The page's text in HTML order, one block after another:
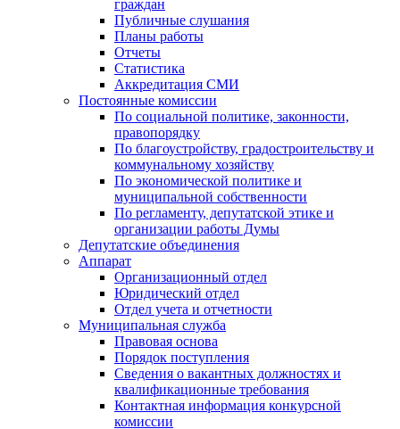
граждан
Публичные слушания
Планы работы
Отчеты
Статистика
Аккредитация СМИ
Постоянные комиссии
По социальной политике, законности,
правопорядку
По благоустройству, градостроительству и
коммунальному хозяйству
По экономической политике и
муниципальной собственности
По регламенту, депутатской этике и
организации работы Думы
Депутатские объединения
Аппарат
Организационный отдел
Юридический отдел
Отдел учета и отчетности
Муниципальная служба
Правовая основа
Порядок поступления
Сведения о вакантных должностях и
квалификационные требования
Контактная информация конкурсной
комиссии